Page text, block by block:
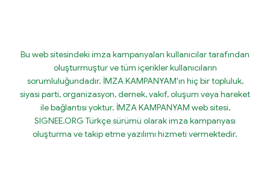
Bu web sitesindeki imza kampanyaları kullanıcılar tarafından
oluşturmuştur ve tüm içerikler kullanıcıların
sorumluluğundadır. İMZA KAMPANYAM'ın hiç bir topluluk,
siyasi parti, organizasyon, dernek, vakıf, oluşum veya hareket
ile bağlantısı yoktur. İMZA KAMPANYAM web sitesi,
SIGNEE.ORG Türkçe sürümü olarak imza kampanyası
oluşturma ve takip etme yazılımı hizmeti vermektedir.